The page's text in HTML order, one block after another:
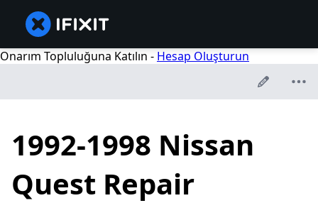
Onarım Topluluğuna Katılın - Hesap Oluşturun
1992-1998 Nissan
Quest Repair